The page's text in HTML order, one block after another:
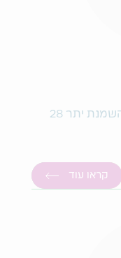
אברהם ניפוסי (67), מתמודד עם השמנת יתר 28
קראו עוד